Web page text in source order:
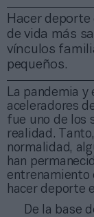
Hacer
de vida más
vínculos
pequeños.
La pandemia
aceleradores
fue uno de los
realidad.
normalidad,
han
entrenamiento
hacer deporte
De la base